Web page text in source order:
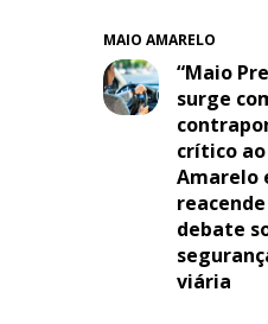
MAIO AMARELO
“Maio
surge
crítico
Amarelo
reacende
debate
viária